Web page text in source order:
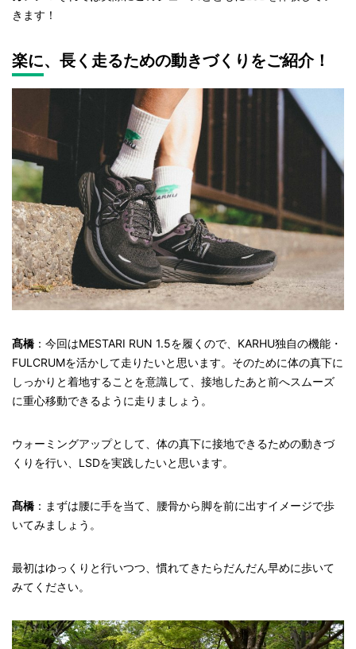
きます！
楽に、長く走るための動きづくりをご紹介！
髙橋 ：今回はMESTARI RUN 1.5を履くので、KARHU独自の機能・
FULCRUMを活かして走りたいと思います。そのために体の真下に
しっかりと着地することを意識して、接地したあと前へスムーズ
に重心移動できるように走りましょう。
ウォーミングアップとして、体の真下に接地できるための動きづ
くりを行い、LSDを実践したいと思います。
髙橋 ：まずは腰に手を当て、腰骨から脚を前に出すイメージで歩
いてみましょう。
最初はゆっくりと行いつつ、慣れてきたらだんだん早めに歩いて
みてください。